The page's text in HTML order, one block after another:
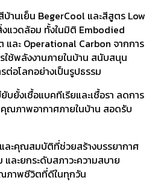
านเย็น BegerCool และสีสูตร Low
แวดล้อม ทั้งในมิติ Embodied
และ Operational Carbon จากการ
ใช้พลังงานภายในบ้าน สนับสนุน
ต่อโลกอย่างเป็นรูปธรรม
ยั้งเชื้อแบคทีเรียและเชื้อรา ลดการ
ณภาพอากาศภายในบ้าน สอดรับ
ละคุณสมบัติที่ช่วยสร้างบรรยากาศ
ละยกระดับสภาวะความสบาย
ภาพชีวิตที่ดีในทุกวัน